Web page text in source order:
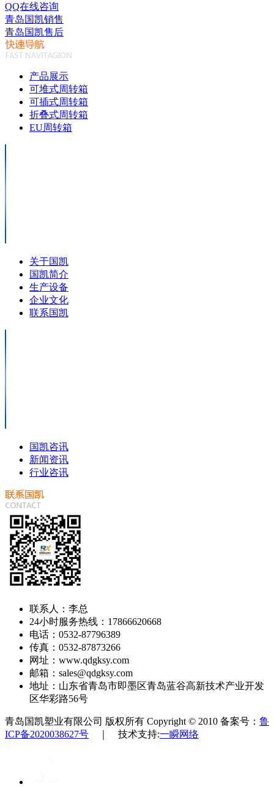
QQ在线咨询
青岛国凯销售
青岛国凯售后
产品展示
可堆式周转箱
可插式周转箱
折叠式周转箱
EU周转箱
关于国凯
国凯简介
生产设备
企业文化
联系国凯
国凯咨讯
新闻资讯
行业咨讯
联系人：李总
24小时服务热线：17866620668
电话：0532-87796389
传真：0532-87873266
网址：www.qdgksy.com
邮箱：sales@qdgksy.com
地址：山东省青岛市即墨区青岛蓝谷高新技术产业开发
区华彩路56号
青岛国凯塑业有限公司 版权所有 Copyright © 2010 备案号： 鲁
ICP备2020038627号 ｜ 技术支持:一瞬网络